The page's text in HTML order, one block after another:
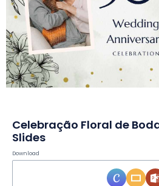
Celebração Floral de
Slides
Download